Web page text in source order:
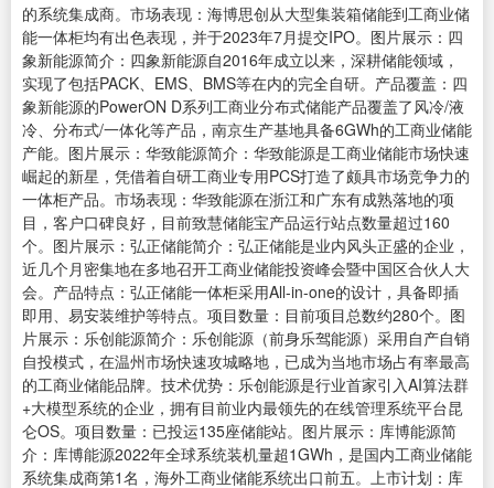
的系统集成商。市场表现：海博思创从大型集装箱储能到工商业储
能一体柜均有出色表现，并于2023年7月提交IPO。图片展示：四
象新能源简介：四象新能源自2016年成立以来，深耕储能领域，
实现了包括PACK、EMS、BMS等在内的完全自研。产品覆盖：四
象新能源的PowerON D系列工商业分布式储能产品覆盖了风冷/液
冷、分布式/一体化等产品，南京生产基地具备6GWh的工商业储能
产能。图片展示：华致能源简介：华致能源是工商业储能市场快速
崛起的新星，凭借着自研工商业专用PCS打造了颇具市场竞争力的
一体柜产品。市场表现：华致能源在浙江和广东有成熟落地的项
目，客户口碑良好，目前致慧储能宝产品运行站点数量超过160
个。图片展示：弘正储能简介：弘正储能是业内风头正盛的企业，
近几个月密集地在多地召开工商业储能投资峰会暨中国区合伙人大
会。产品特点：弘正储能一体柜采用All-in-one的设计，具备即插
即用、易安装维护等特点。项目数量：目前项目总数约280个。图
片展示：乐创能源简介：乐创能源（前身乐驾能源）采用自产自销
自投模式，在温州市场快速攻城略地，已成为当地市场占有率最高
的工商业储能品牌。技术优势：乐创能源是行业首家引入AI算法群
+大模型系统的企业，拥有目前业内最领先的在线管理系统平台昆
仑OS。项目数量：已投运135座储能站。图片展示：库博能源简
介：库博能源2022年全球系统装机量超1GWh，是国内工商业储能
系统集成商第1名，海外工商业储能系统出口前五。上市计划：库